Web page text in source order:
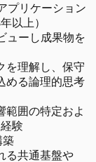
プリケーション
以上）
ューし成果物を
を理解し、保守
める論理的思考
範囲の特定およ
験
築
る共通基盤や